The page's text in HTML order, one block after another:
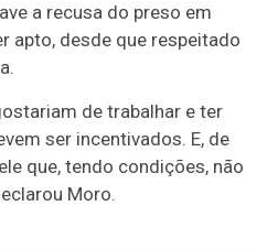
a recusa do preso em
apto, desde que respeitado
de trabalhar e ter
ser incentivados. E, de
que, tendo condições, não
Moro.